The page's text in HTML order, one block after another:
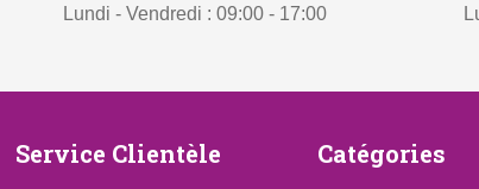
2
,
Lundi - Vendredi : 09:00 - 17:00
Service
Service Clientèle Catégories
Catégories